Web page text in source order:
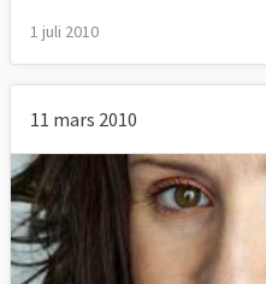
1 juli 2010
11 mars 2010